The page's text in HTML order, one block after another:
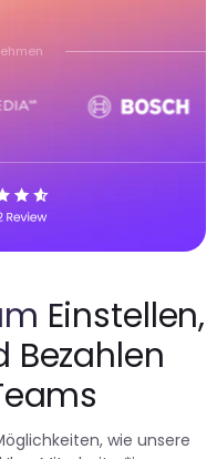
Einstellen,
Bezahlen
wie unsere